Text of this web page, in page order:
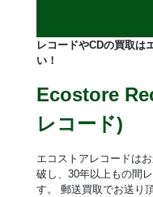
レコードやCDの買取は
い！
Ecostore
レコード)
エコストアレコードは
破し、30年以上もの間
す。 郵送買取でお送り